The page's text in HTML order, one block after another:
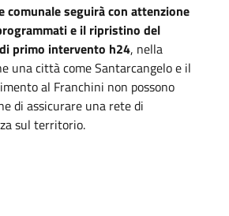
comunale seguirà con attenzione
e il ripristino del
primo intervento h24, nella
una città come Santarcangelo e il
al Franchini non possono
di assicurare una rete di
sul territorio.